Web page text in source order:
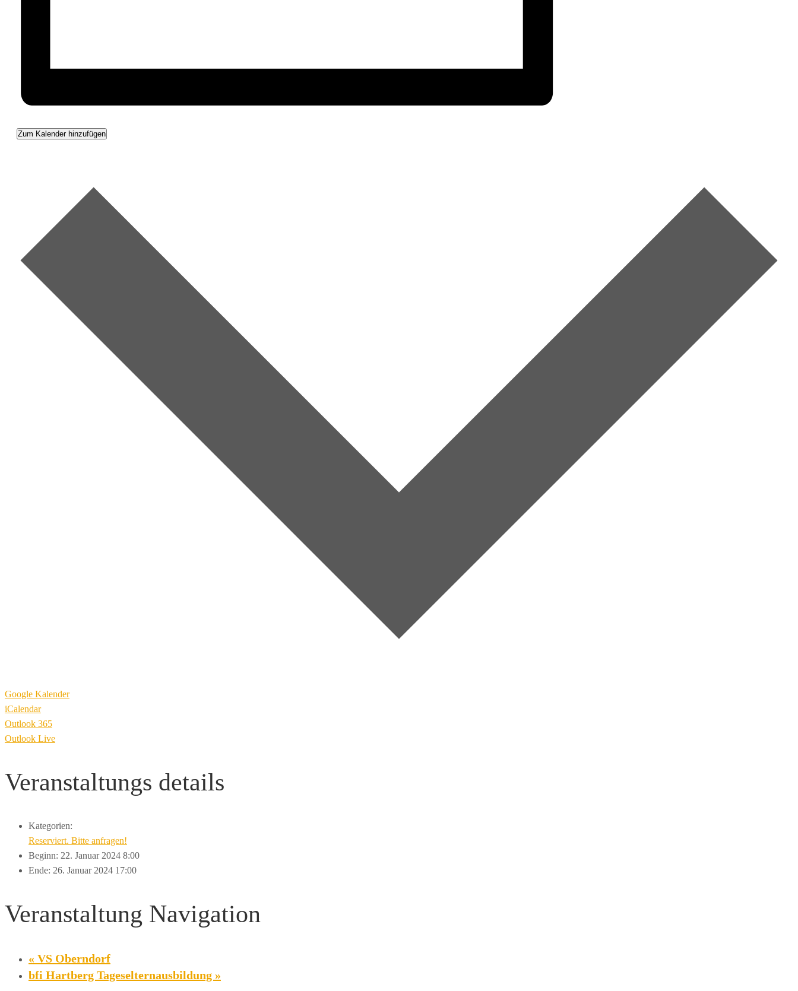
Zum Kalender hinzufügen
Google Kalender
iCalendar
Outlook 365
Outlook Live
Veranstaltungs details
Kategorien:
Reserviert. Bitte anfragen!
Beginn: 22. Januar 2024 8:00
Ende: 26. Januar 2024 17:00
Veranstaltung Navigation
« VS Oberndorf
bfi Hartberg Tageselternausbildung »